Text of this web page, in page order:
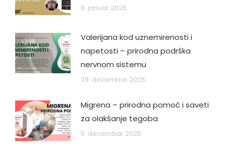
8. januar 2026.
Valerijana kod uznemirenosti i
napetosti – prirodna podrška
nervnom sistemu
29. decembar 2025.
Migrena – prirodna pomoć i saveti
za olakšanje tegoba
5. decembar 2025.